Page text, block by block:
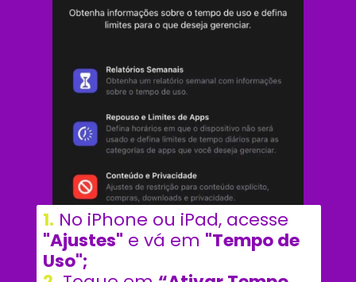
1.
"Ajustes" e vá em "Tempo de
Uso";